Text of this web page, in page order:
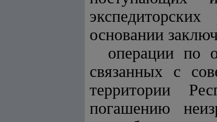
основании
операции по
связанных с
территории
погашению